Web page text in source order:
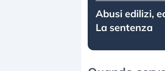
Abusi edilizi,
La sentenza